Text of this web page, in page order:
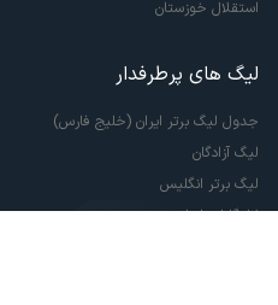
استقلال خوزستان
لیگ های پرطرفدار
جدول لیگ برتر ایران (خلیج فارس)
لیگ آزادگان
لیگ برتر انگلیس
لالیگا اسپانیا